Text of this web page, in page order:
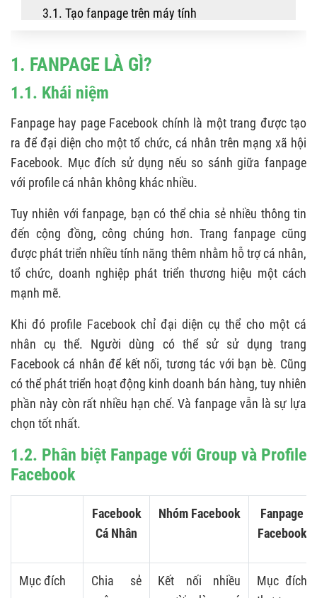
3.1. Tạo fanpage trên máy tính
4. TỔNG HỢP CHỨC NĂNG FANPAGE
4.1. Menu “Quản lý trang”
4.2. Meta Business Suite
5. TỔNG HỢP THÔNG TIN FANPAGE
5.1. Like fanpage là gì ?
5.3. Id fanpage là gì ?
5.4. Fanpage tiếng Việt là gì ?
5.5. Tích xám fanpage là gì ?
5.7. SEO fanpage là gì ?
5.8. Suggested Fanpage là gì ?
5.9. Dịch vụ quản trị fanpage là gì ?
1. FANPAGE LÀ GÌ?
1.1. Khái niệm
Fanpage hay page Facebook chính là một trang được tạo
ra để đại diện cho một tổ chức, cá nhân trên mạng xã hội
Facebook. Mục đích sử dụng nếu so sánh giữa fanpage
với profile cá nhân không khác nhiều.
Tuy nhiên với fanpage, bạn có thể chia sẻ nhiều thông tin
đến cộng đồng, công chúng hơn. Trang fanpage cũng
được phát triển nhiều tính năng thêm nhằm hỗ trợ cá nhân,
tổ chức, doanh nghiệp phát triển thương hiệu một cách
mạnh mẽ.
Khi đó profile Facebook chỉ đại diện cụ thể cho một cá
nhân cụ thể. Người dùng có thể sử sử dụng trang
Facebook cá nhân để kết nối, tương tác với bạn bè. Cũng
có thể phát triển hoạt động kinh doanh bán hàng, tuy nhiên
phần này còn rất nhiều hạn chế. Và fanpage vẫn là sự lựa
chọn tốt nhất.
1.2. Phân biệt Fanpage với Group và Profile
Facebook
Facebook
Cá Nhân
Nhóm Facebook
Fanpage
Facebook
Mục đích
Chia sẻ
Kết nối nhiều
Mục đích